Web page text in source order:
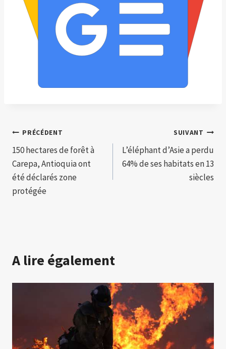
Navigation
de
l’article
PRÉCÉDENT
150 hectares de forêt à
Carepa, Antioquia ont
été déclarés zone
protégée
SUIVANT
L’éléphant d’Asie a perdu
64% de ses habitats en 13
siècles
A lire également